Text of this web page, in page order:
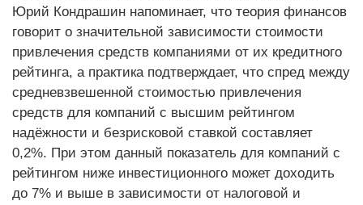
Юрий Кондрашин напоминает, что теория финансов
говорит о значительной зависимости стоимости
привлечения средств компаниями от их кредитного
рейтинга, а практика подтверждает, что спред между
средневзвешенной стоимостью привлечения
средств для компаний с высшим рейтингом
надёжности и безрисковой ставкой составляет
0,2%. При этом данный показатель для компаний с
рейтингом ниже инвестиционного может доходить
до 7% и выше в зависимости от налоговой и